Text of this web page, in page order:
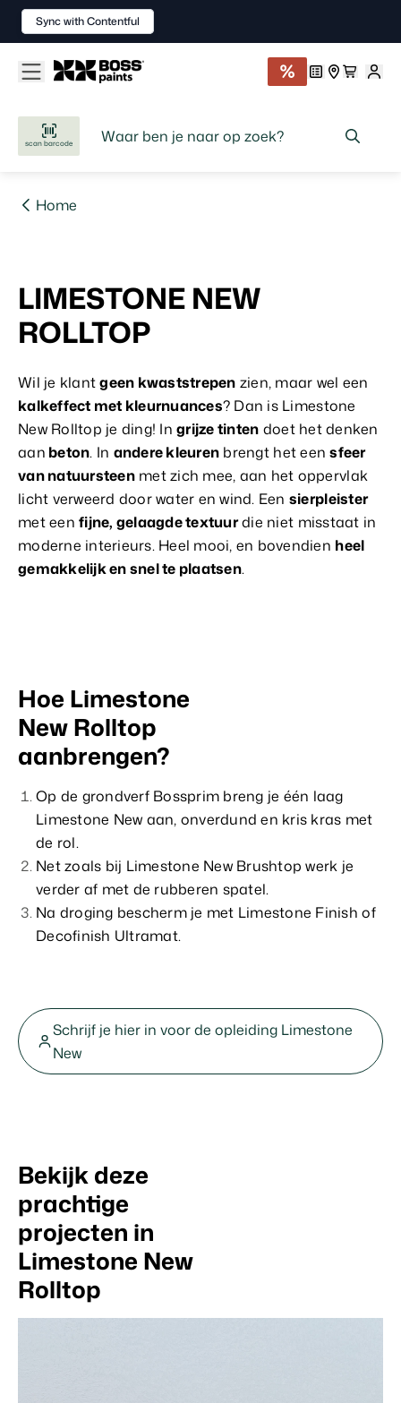
scan barcode
Home
LIMESTONE NEW
ROLLTOP
Wil je klantgeen kwaststrepen zien, maar wel een
kalkeffect met kleurnuances? Dan is Limestone
New Rolltop je ding! Ingrijze tinten doet het denken
aan beton. In andere kleuren brengt het eensfeer
van natuursteenmet zich mee, aan het oppervlak
licht verweerd door water en wind. Een sierpleister
met eenfijne, gelaagde textuurdie niet misstaat in
moderne interieurs. Heel mooi, en bovendien heel
gemakkelijk en snel te plaatsen.
Hoe Limestone
New Rolltop
aanbrengen?
Op de grondverf Bossprim breng je één laag
Limestone New aan, onverdund en kris kras met
de rol.
Net zoals bij Limestone New Brushtop werk je
verder af met de rubberen spatel.
Na droging bescherm je met Limestone Finish of
Decofinish Ultramat.
Schrijf je hier in voor de opleiding Limestone
New
Bekijk deze
prachtige
projecten in
Limestone New
Rolltop
Sync with Contentful